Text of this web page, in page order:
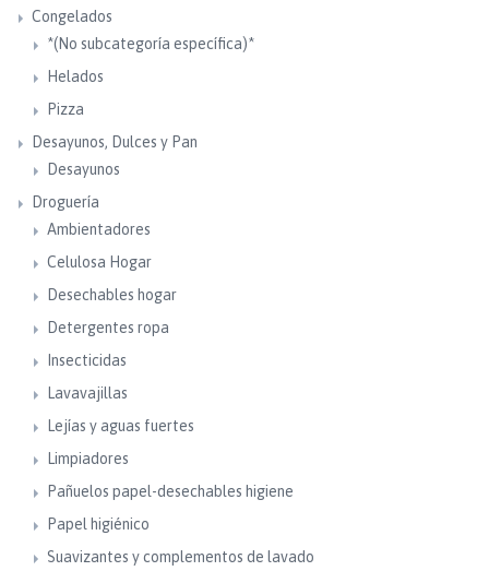
Congelados
*(No subcategoría específica)*
Helados
Pizza
Desayunos, Dulces y Pan
Desayunos
Droguería
Ambientadores
Celulosa Hogar
Desechables hogar
Detergentes ropa
Insecticidas
Lavavajillas
Lejías y aguas fuertes
Limpiadores
Pañuelos papel-desechables higiene
Papel higiénico
Suavizantes y complementos de lavado